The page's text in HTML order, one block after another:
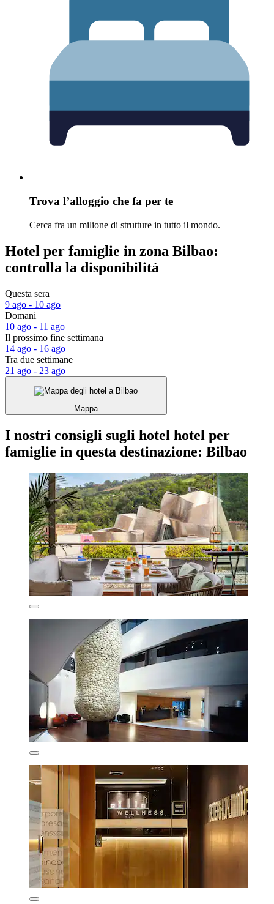
Trova l’alloggio che fa per te
Cerca fra un milione di strutture in tutto il mondo.
Hotel per famiglie in zona Bilbao:
controlla la disponibilità
Questa sera
9 ago - 10 ago
Domani
10 ago - 11 ago
Il prossimo fine settimana
14 ago - 16 ago
Tra due settimane
21 ago - 23 ago
Mappa
I nostri consigli sugli hotel hotel per
famiglie in questa destinazione: Bilbao